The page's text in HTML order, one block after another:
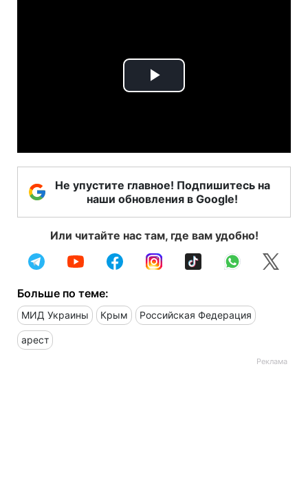
Play
Не упустите главное! Подпишитесь на
наши обновления в Google!
Или читайте нас там, где вам удобно!
Больше по теме:
МИД Украины Крым Российская Федерация
арест